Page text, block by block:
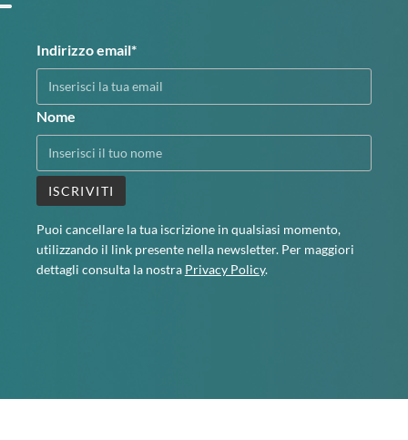
Indirizzo email*
Nome
Puoi cancellare la tua iscrizione in qualsiasi momento,
utilizzando il link presente nella newsletter. Per maggiori
dettagli consulta la nostra Privacy Policy.